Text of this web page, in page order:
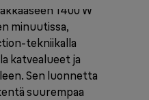
1400 W
minuutissa,
tekniikalla
katvealueet ja
Sen luonnetta
suurempaa